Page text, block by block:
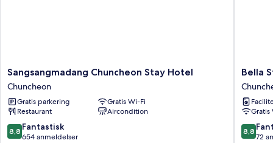
Sangsangmadang
Chuncheon
Stay
Hotel
Chuncheon
Sangsangmadang Chuncheon Stay Hotel
Chuncheon
Gratis parkering
Gratis Wi-Fi
Restaurant
Aircondition
8.8
ud
8,8 Fantastisk
654 anmeldelser
Bella
Stay
Hotel
Bella
Gratis
8.8
ud
8,8
72